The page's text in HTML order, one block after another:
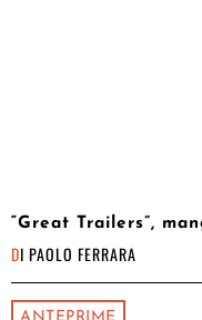
“Great Trailers”,
DI PAOLO FERRARA